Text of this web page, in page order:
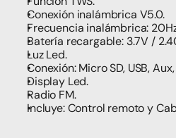
Conexión inalámbrica V5.0.
Frecuencia inalámbrica:
Batería recargable: 3.7V /
Luz Led.
Conexión: Micro SD, USB,
Display Led.
Radio FM.
Incluye: Control remoto y